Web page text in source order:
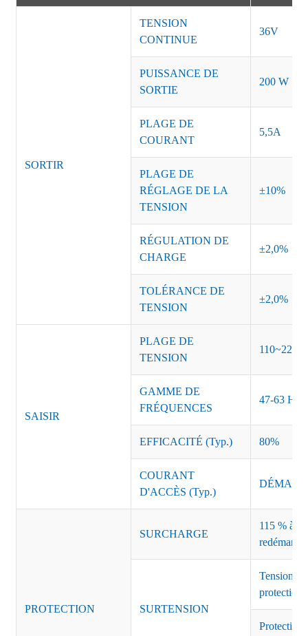
SORTIR
TENSION
CONTINUE
36V
PUISSANCE DE
SORTIE
200 W
PLAGE DE
COURANT
5,5A
PLAGE DE
RÉGLAGE DE LA
TENSION
±10%
RÉGULATION DE
CHARGE
±2,0%
TOLÉRANCE DE
TENSION
±2,0%
SAISIR
PLAGE DE
TENSION
110~220
GAMME DE
FRÉQUENCES
47-63 Hz
EFFICACITÉ (Typ.) 80%
COURANT
D'ACCÈS (Typ.)
PROTECTION
SURCHARGE
115 % à
SURTENSION
Tension
protection
Protection